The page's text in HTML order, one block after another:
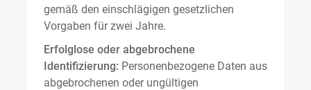
gemäß den einschlägigen gesetzlichen
Vorgaben für zwei Jahre.
Erfolglose oder abgebrochene
Identifizierung: Personenbezogene Daten aus
abgebrochenen oder ungültigen